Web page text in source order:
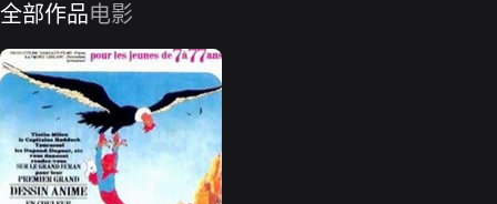
全部作品电影